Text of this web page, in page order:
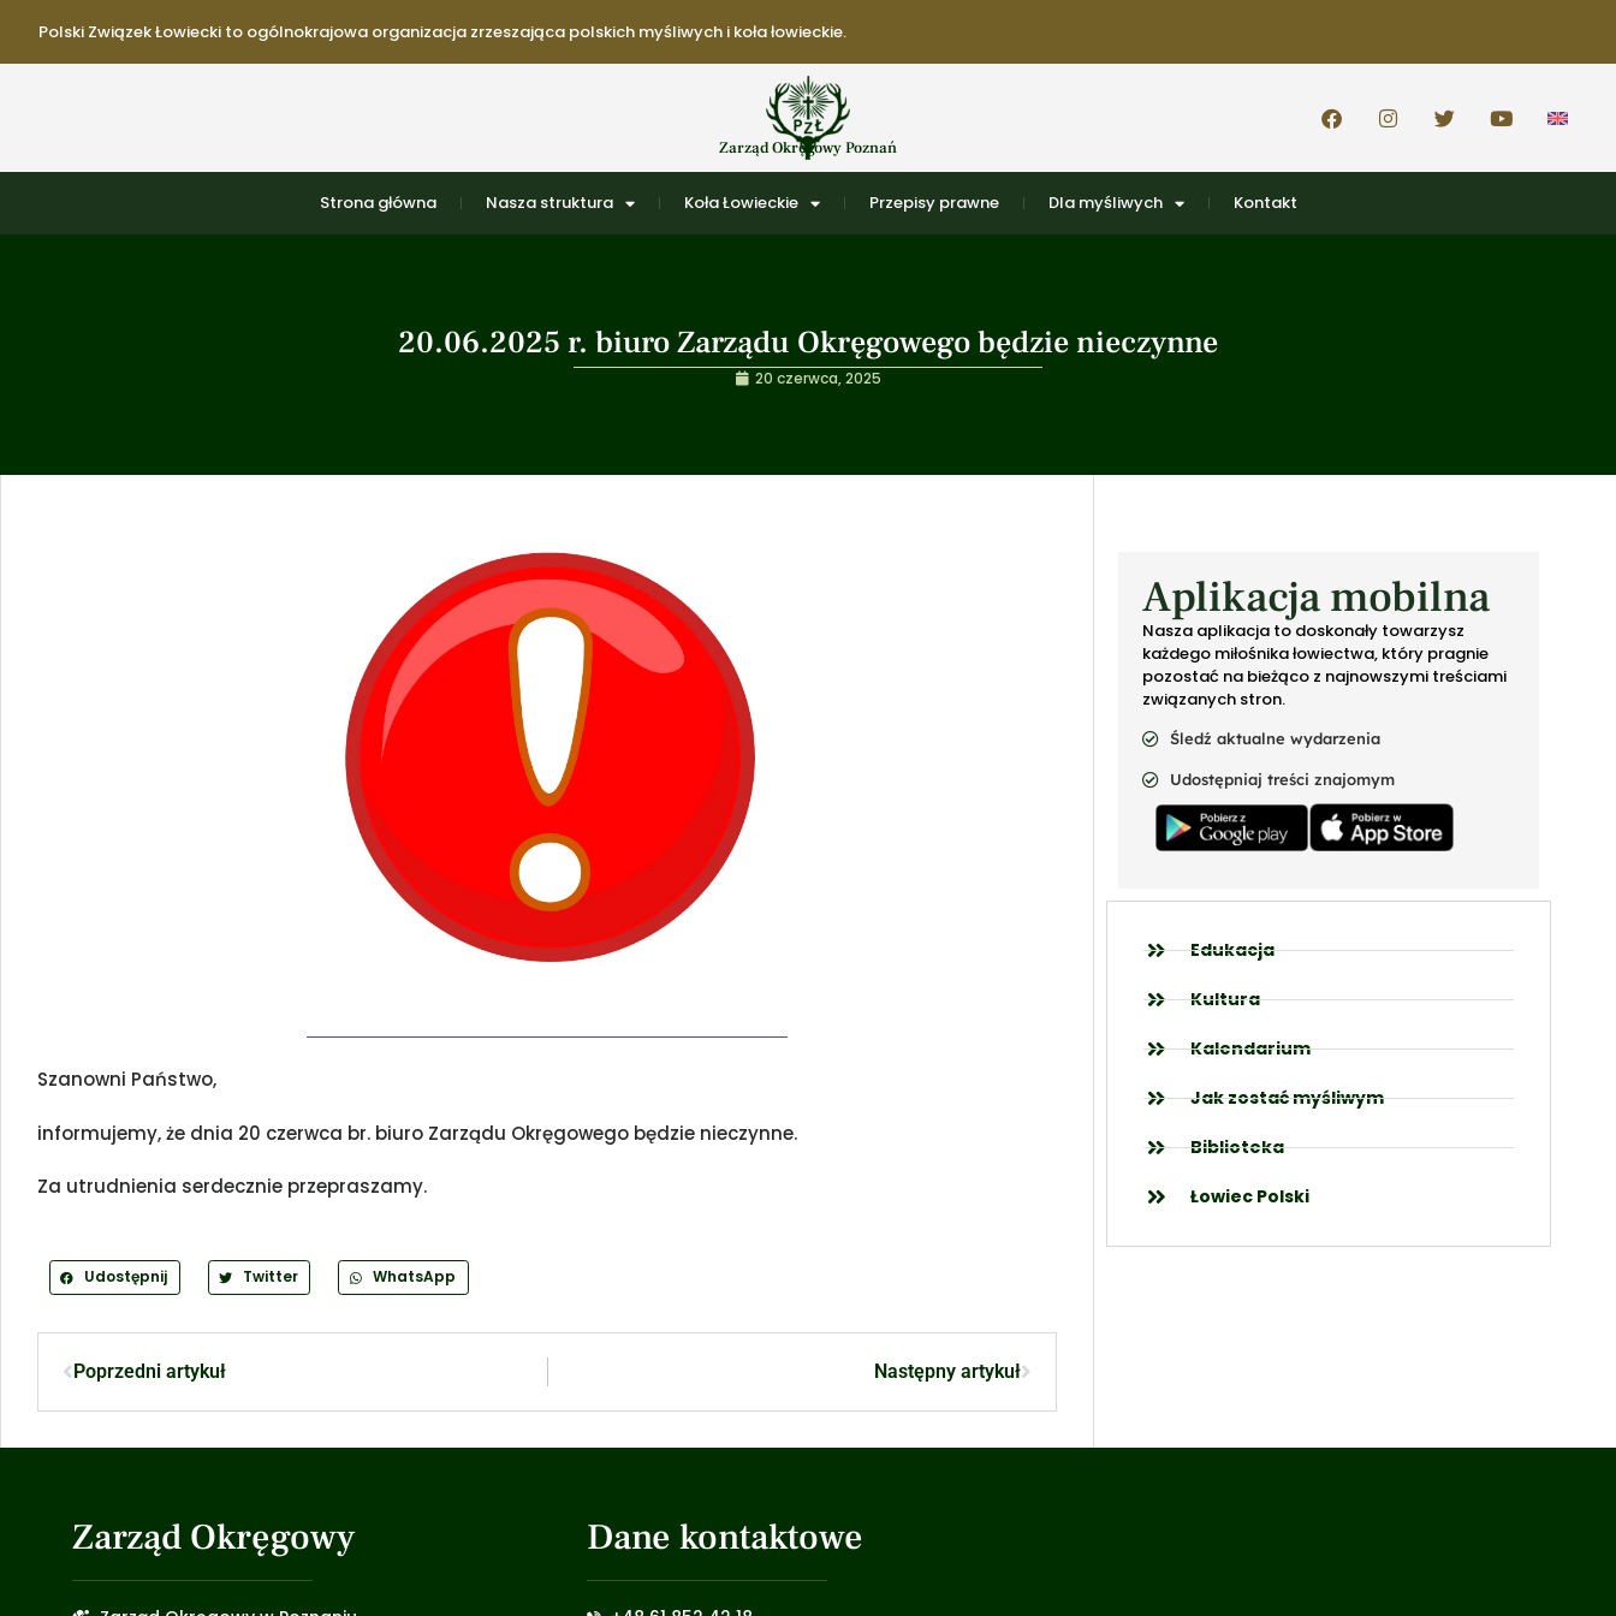
Polski Związek Łowiecki to ogólnokrajowa organizacja zrzeszająca polskich myśliwych i koła łowieckie.
Zarząd Okręgowy Poznań
Strona główna Nasza struktura Koła Łowieckie Przepisy prawne Dla myśliwych Kontakt
20.06.2025 r. biuro Zarządu Okręgowego będzie nieczynne
20 czerwca, 2025
Szanowni Państwo,
informujemy, że dnia 20 czerwca br. biuro Zarządu Okręgowego będzie nieczynne.
Za utrudnienia serdecznie przepraszamy.
Udostępnij Twitter WhatsApp
Poprzedni artykuł Następny artykuł
Aplikacja mobilna
Nasza aplikacja to doskonały towarzysz
każdego miłośnika łowiectwa, który pragnie
pozostać na bieżąco z najnowszymi treściami
związanych stron.
Śledź aktualne wydarzenia
Udostępniaj treści znajomym
Edukacja
Kultura
Kalendarium
Jak zostać myśliwym
Biblioteka
Łowiec Polski
Zarząd Okręgowy Dane kontaktowe